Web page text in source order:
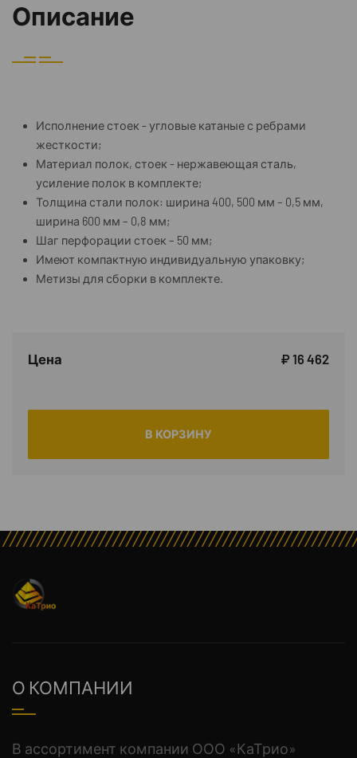
Описание
Исполнение стоек - угловые катаные с ребрами
жесткости;
Материал полок, стоек - нержавеющая сталь,
усиление полок в комплекте;
Толщина стали полок: ширина 400, 500 мм – 0,5 мм,
ширина 600 мм – 0,8 мм;
Шаг перфорации стоек – 50 мм;
Имеют компактную индивидуальную упаковку;
Метизы для сборки в комплекте.
Цена ₽ 16 462
В КОРЗИНУ
О КОМПАНИИ
В ассортимент компании ООО «КаТрио»